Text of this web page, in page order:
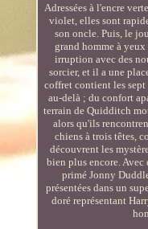
Adressées à l'encre
violet, elles sont
son oncle. Puis, le
grand homme à
irruption avec des
sorcier, et il a une
coffret contient les sept
au-delà ; du confort
terrain de Quidditch
alors qu'ils
chiens à trois têtes,
découvrent les
bien plus encore. Avec
primé Jonny
présentées dans un
doré représentant